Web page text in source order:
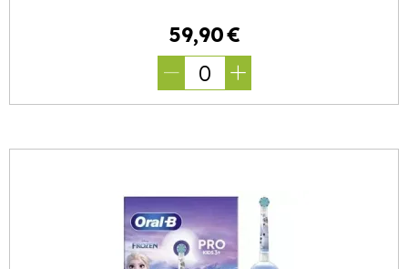
59,90€
0